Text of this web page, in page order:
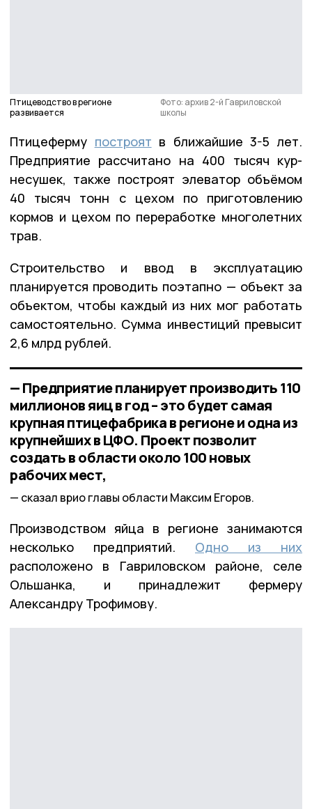
Птицеводство в регионе
развивается
Фото: архив 2-й Гавриловской
школы
Птицеферму построят в ближайшие 3-5 лет.
Предприятие рассчитано на 400 тысяч кур-
несушек, также построят элеватор объёмом
40 тысяч тонн с цехом по приготовлению
кормов и цехом по переработке многолетних
трав.
Строительство и ввод в эксплуатацию
планируется проводить поэтапно — объект за
объектом, чтобы каждый из них мог работать
самостоятельно. Сумма инвестиций превысит
2,6 млрд рублей.
— Предприятие планирует производить 110
миллионов яиц в год – это будет самая
крупная птицефабрика в регионе и одна из
крупнейших в ЦФО. Проект позволит
создать в области около 100 новых
рабочих мест,
сказал врио главы области Максим Егоров.
Производством яйца в регионе занимаются
несколько предприятий. Одно из них
расположено в Гавриловском районе, селе
Ольшанка, и принадлежит фермеру
Александру Трофимову.